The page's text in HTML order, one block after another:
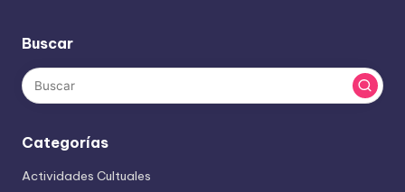
Buscar
Categorías
Actividades Cultuales